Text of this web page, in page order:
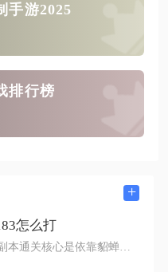
手游2025
排行榜
+
怎么打
攻城掠地183徐晃副本通关核心是依靠貂蝉魅惑限制敌方战法，搭配曹操buff、赵云护盾、夏侯惇承伤输出，严格把控战法释放时机，不能无脑自动战斗，该副本敌方五名武将均拥有高额群体战法，会直接秒杀己方多排士兵，硬拼属性很难通关，依靠机制操作可以降低通关的硬件门槛。主流稳妥排阵顺序为貂蝉带副将孟获首发，第二位曹操不带副将，第三位赵云不带副将，第四位觉醒夏侯惇携带副将，套装选择上貂蝉穿戴凤凰套装，曹操携带烛龙套装，赵云使用烛龙或者凤凰套装，夏侯惇搭配霸下套装，这套组合充分利用各个武将的